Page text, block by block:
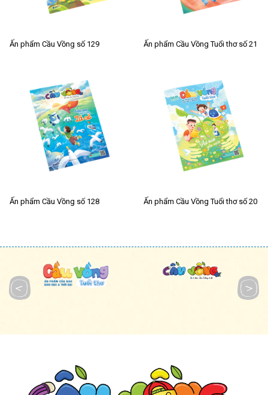
Ấn phẩm Cầu Vồng số 129 Ấn phẩm Cầu Vồng Tuổi thơ số 21
Ấn phẩm Cầu Vồng số 128 Ấn phẩm Cầu Vồng Tuổi thơ số 20